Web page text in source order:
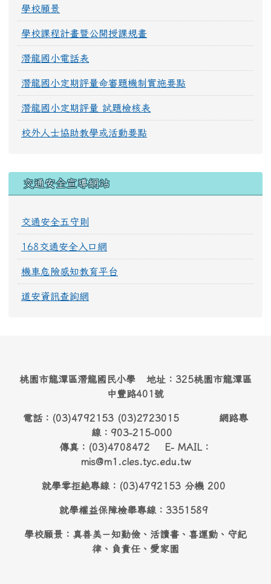
學校願景
學校課程計畫暨公開授課規畫
潛龍國小電話表
潛龍國小定期評量命審題機制實施要點
潛龍國小定期評量 試題檢核表
校外人士協助教學或活動要點
交通安全宣導網站
交通安全五守則
168交通安全入口網
機車危險感知教育平台
道安資訊查詢網
桃園市龍潭區潛龍國民小學 地址：325桃園市龍潭區
中豐路401號
電話：(03)4792153 (03)2723015 網路專
線：903-215-000
傳真：(03)4708472 E- MAIL：
mis@m1.cles.tyc.edu.tw
就學零拒絶專線：(03)4792153 分機 200
就學權益保障檢舉專線：3351589
學校願景：真善美－知勤儉、活讀書、喜運動、守紀
律、負責任、愛家園